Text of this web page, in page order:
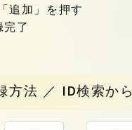
追加」を押す
了
方法 ／ ID検索から